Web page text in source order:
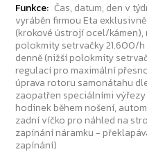
Funkce: Čas, datum, den v
vyráběn firmou Eta
(krokové ústrojí ocel/
polokmity setrvačky 21.600/
denně (nižší polokmity
regulací pro maximální
úprava rotoru samonátahu
zaopatřen speciálními
hodinek během nošení,
zadní víčko pro náhled na
zapínání náramku -
zapínání)